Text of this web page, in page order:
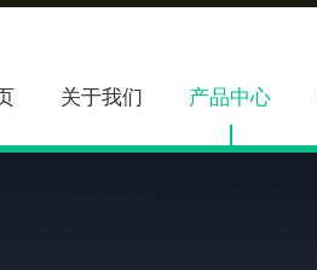
关于我们 产品中心